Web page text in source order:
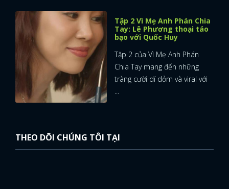
Tập 2 Vì Mẹ Anh Phán Chia
Tay: Lê Phương thoại táo
bạo với Quốc Huy
Tập 2 của Vì Mẹ Anh Phán
Chia Tay mang đến những
tràng cười dí dỏm và viral với
...
THEO DÕI CHÚNG TÔI TẠI